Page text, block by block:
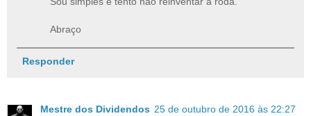
Abraço
Responder
Mestre dos Dividendos 25 de outubro de 2016 às 22:27